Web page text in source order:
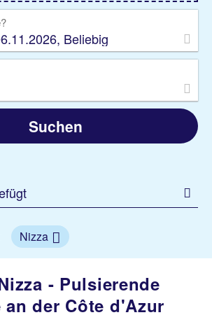
Beliebig
Suchen
Nizza
- Pulsierende
der Côte d'Azur